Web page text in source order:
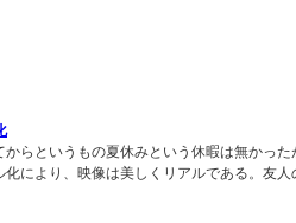
らというもの夏休みという休暇は無かっ
により、映像は美しくリアルである。友